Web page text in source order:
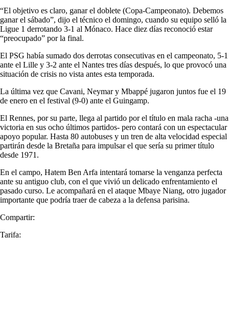
“El objetivo es claro, ganar el doblete (Copa-Campeonato). Debemos
ganar el sábado”, dijo el técnico el domingo, cuando su equipo selló la
Ligue 1 derrotando 3-1 al Mónaco. Hace diez días reconoció estar
“preocupado” por la final.
El PSG había sumado dos derrotas consecutivas en el campeonato, 5-1
ante el Lille y 3-2 ante el Nantes tres días después, lo que provocó una
situación de crisis no vista antes esta temporada.
La última vez que Cavani, Neymar y Mbappé jugaron juntos fue el 19
de enero en el festival (9-0) ante el Guingamp.
El Rennes, por su parte, llega al partido por el título en mala racha -una
victoria en sus ocho últimos partidos- pero contará con un espectacular
apoyo popular. Hasta 80 autobuses y un tren de alta velocidad especial
partirán desde la Bretaña para impulsar el que sería su primer título
desde 1971.
En el campo, Hatem Ben Arfa intentará tomarse la venganza perfecta
ante su antiguo club, con el que vivió un delicado enfrentamiento el
pasado curso. Le acompañará en el ataque Mbaye Niang, otro jugador
importante que podría traer de cabeza a la defensa parisina.
Compartir:
Tarifa: